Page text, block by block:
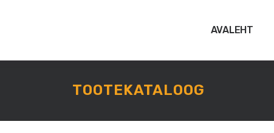
AVALEHT
TOOTEKATALOOG